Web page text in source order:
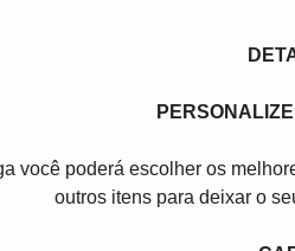
você poderá escolher os
outros itens para deixar o